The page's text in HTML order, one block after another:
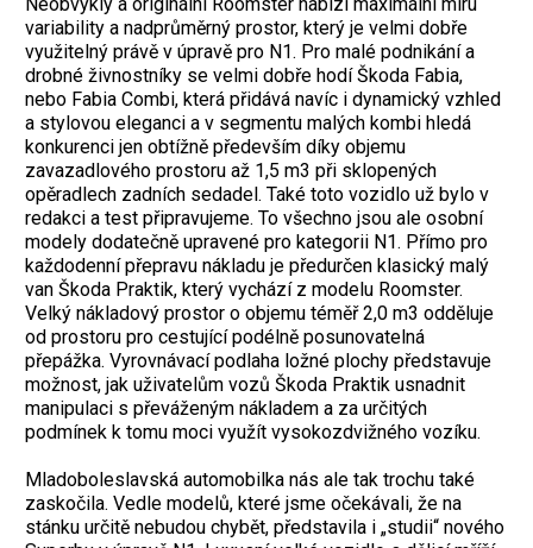
Neobvyklý a originální Roomster nabízí maximální míru
variability a nadprůměrný prostor, který je velmi dobře
využitelný právě v úpravě pro N1. Pro malé podnikání a
drobné živnostníky se velmi dobře hodí Škoda Fabia,
nebo Fabia Combi, která přidává navíc i dynamický vzhled
a stylovou eleganci a v segmentu malých kombi hledá
konkurenci jen obtížně především díky objemu
zavazadlového prostoru až 1,5 m3 při sklopených
opěradlech zadních sedadel. Také toto vozidlo už bylo v
redakci a test připravujeme. To všechno jsou ale osobní
modely dodatečně upravené pro kategorii N1. Přímo pro
každodenní přepravu nákladu je předurčen klasický malý
van Škoda Praktik, který vychází z modelu Roomster.
Velký nákladový prostor o objemu téměř 2,0 m3 odděluje
od prostoru pro cestující podélně posunovatelná
přepážka. Vyrovnávací podlaha ložné plochy představuje
možnost, jak uživatelům vozů Škoda Praktik usnadnit
manipulaci s převáženým nákladem a za určitých
podmínek k tomu moci využít vysokozdvižného vozíku.
Mladoboleslavská automobilka nás ale tak trochu také
zaskočila. Vedle modelů, které jsme očekávali, že na
stánku určitě nebudou chybět, představila i „studii“ nového